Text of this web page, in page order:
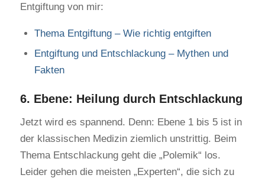
Entgiftung von mir:
Thema Entgiftung – Wie richtig entgiften
Entgiftung und Entschlackung – Mythen und
Fakten
6. Ebene: Heilung durch Entschlackung
Jetzt wird es spannend. Denn: Ebene 1 bis 5 ist in
der klassischen Medizin ziemlich unstrittig. Beim
Thema Entschlackung geht die „Polemik“ los.
Leider gehen die meisten „Experten“, die sich zu